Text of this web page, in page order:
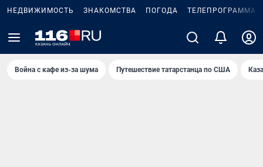
НЕДВИЖИМОСТЬ ЗНАКОМСТВА ПОГОДА ТЕЛЕПРОГРАММА
Война с кафе из-за шума Путешествие татарстанца по США